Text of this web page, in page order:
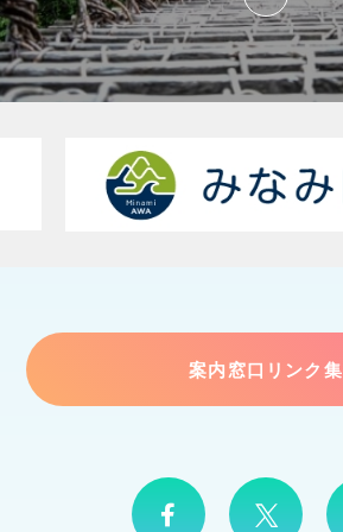
案内窓口リンク集